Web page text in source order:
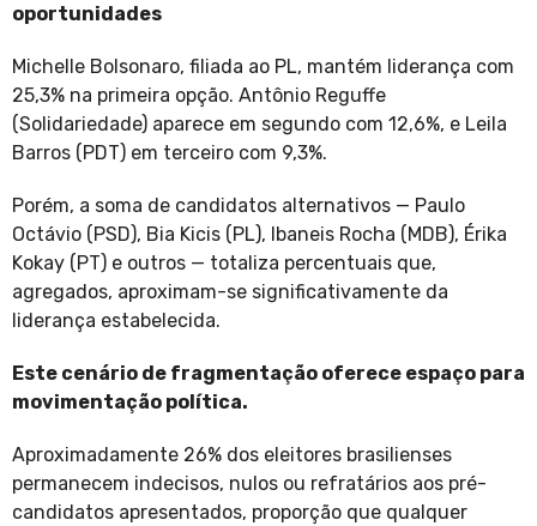
oportunidades
Michelle Bolsonaro, filiada ao PL, mantém liderança com
25,3% na primeira opção. Antônio Reguffe
(Solidariedade) aparece em segundo com 12,6%, e Leila
Barros (PDT) em terceiro com 9,3%.
Porém, a soma de candidatos alternativos — Paulo
Octávio (PSD), Bia Kicis (PL), Ibaneis Rocha (MDB), Érika
Kokay (PT) e outros — totaliza percentuais que,
agregados, aproximam-se significativamente da
liderança estabelecida.
Este cenário de fragmentação oferece espaço para
movimentação política.
Aproximadamente 26% dos eleitores brasilienses
permanecem indecisos, nulos ou refratários aos pré-
candidatos apresentados, proporção que qualquer